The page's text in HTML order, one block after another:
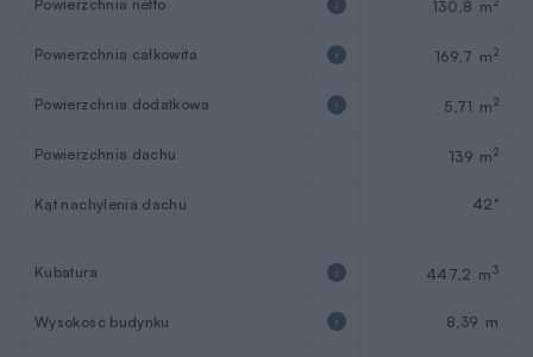
Powierzchnia netto 130,8 m
Powierzchnia całkowita 169,7 m2
Powierzchnia dodatkowa 5,71 m2
Powierzchnia dachu 139 m2
Kąt nachylenia dachu 42°
Kubatura 447,2 m3
Wysokość budynku 8,39 m